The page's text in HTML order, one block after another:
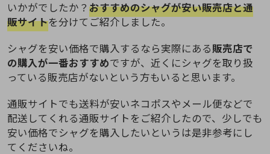
いかがでしたか？ おすすめのシャグが安い販売店と通
販サイトを分けてご紹介しました。
シャグを安い価格で購入するなら実際にある販売店で
の購入が一番おすすめですが、近くにシャグを取り扱
っている販売店がないという方もいると思います。
通販サイトでも送料が安いネコポスやメール便などで
配送してくれる通販サイトをご紹介したので、少しでも
安い価格でシャグを購入したいというは是非参考にし
てくださいね。